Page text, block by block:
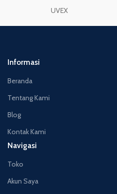
UVEX
Informasi
Beranda
Tentang Kami
Blog
Kontak Kami
Navigasi
Toko
Akun Saya